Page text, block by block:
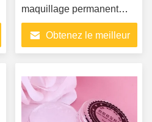
maquillage permanent
démangeant Machie
d'Ointnent d'ANNONCE
de cicatrice semi -
Obtenez le meilleur